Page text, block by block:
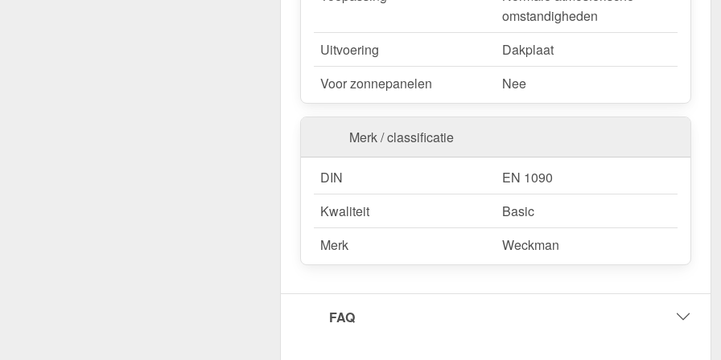
omstandigheden
Uitvoering
Dakplaat
Voor zonnepanelen
Nee
Merk / classificatie
DIN
EN 1090
Kwaliteit
Basic
Merk
Weckman
FAQ